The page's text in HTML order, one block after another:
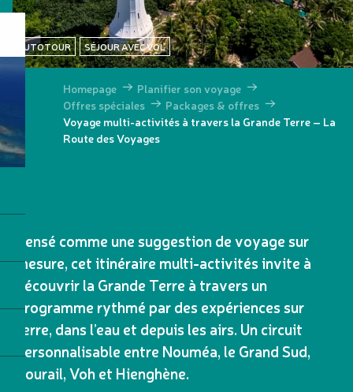
AUTOTOUR SÉJOUR AVEC VOL
Homepage
Planifier son voyage
Offres spéciales
Packages & offres
Voyage multi-activités à travers la Grande Terre – La
Route des Voyages
Pensé comme une suggestion de voyage sur
mesure, cet itinéraire multi-activités invite à
découvrir la Grande Terre à travers un
programme rythmé par des expériences sur
terre, dans l’eau et depuis les airs. Un circuit
personnalisable entre Nouméa, le Grand Sud,
Bourail, Voh et Hienghène.